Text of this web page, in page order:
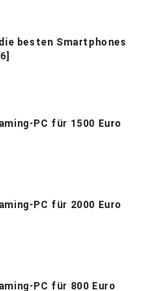
besten Smartphones
PC für 1500 Euro
PC für 2000 Euro
PC für 800 Euro